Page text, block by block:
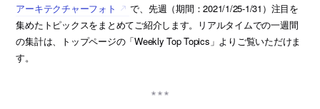
アーキテクチャーフォト
で、先週（期間：2021/1/25-1/31）注目を
集めたトピックスをまとめてご紹介します。リアルタイムでの一週間
の集計は、トップページの「Weekly Top Topics」よりご覧いただけま
す。